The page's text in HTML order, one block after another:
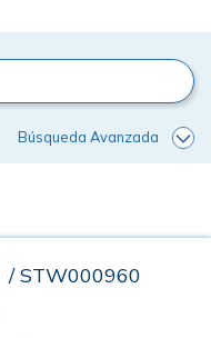
Búsqueda Avanzada
/ STW000960